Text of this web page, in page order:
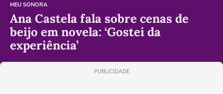
MEU SONORA
Ana Castela fala sobre cenas de
beijo em novela: ‘Gostei da
experiência’
PUBLICIDADE